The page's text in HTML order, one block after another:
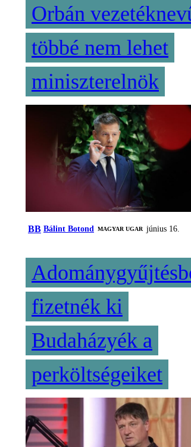
Orbán
többé nem lehet
miniszterelnök
BB Bálint Botond MAGYAR UGAR június 16.
fizetnék ki
Budaházyék a
perköltségeiket